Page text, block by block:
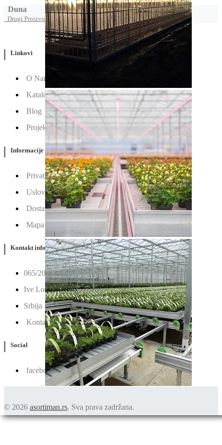
Duna
Drugi Proizvodi od Duna
Linkovi
O Nama
Katalozi
Blog
Projektovanje / Izgradnja
Informacije
Privatnost & Kolačići
Uslovi Korišćenja
Dostava & Povraćaj
Mapa
Kontakt info
065/202-52-02
Ive Lole Ribara 65, 22406 Irig
Srbija
Kontaktirajte nas
Social
facebook
© 2026 asortiman.rs. Sva prava zadržana.